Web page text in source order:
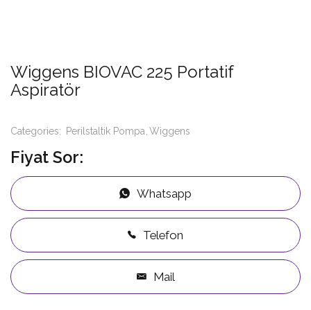
Wiggens BIOVAC 225 Portatif
Aspiratör
Categories: Perilstaltik Pompa Wiggens
Fiyat Sor:
Whatsapp
Telefon
Mail